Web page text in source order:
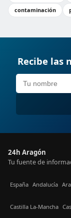
contaminación
Recibe las
24h Aragón
Tu fuente de
España Andalucía
Castilla La-Mancha